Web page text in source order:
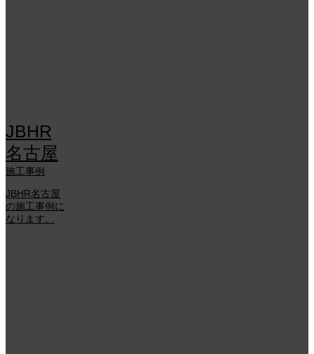
JBHR
名古屋
施工事例
JBHR名古屋
の施工事例に
なります。